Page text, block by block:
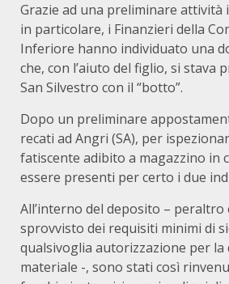
Grazie ad una preliminare attività
in particolare, i Finanzieri della
Inferiore hanno individuato una
che, con l’aiuto del figlio, si stava
San Silvestro con il “botto”.
Dopo un preliminare
recati ad Angri (SA), per
fatiscente adibito a magazzino in
essere presenti per certo i due
All’interno del deposito –
sprovvisto dei requisiti minimi di
qualsivoglia autorizzazione per la
materiale -, sono stati così